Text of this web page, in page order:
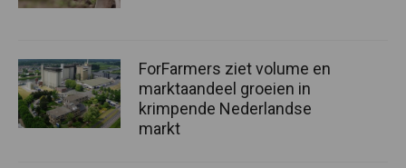
ForFarmers ziet volume en
marktaandeel groeien in
krimpende Nederlandse
markt